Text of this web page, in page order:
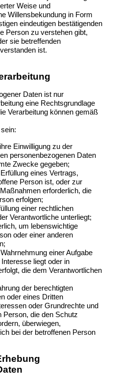
Weise und
Willensbekundung in Form
eindeutigen bestätigenden
Person zu verstehen gibt,
sie betreffenden
ist.
Daten ist nur
eine Rechtsgrundlage
Verarbeitung können gemäß
Einwilligung zu der
personenbezogenen Daten
Zwecke gegeben;
eines Vertrags,
Person ist, oder zur
erforderlich, die
erfolgen;
einer rechtlichen
Verantwortliche unterliegt;
um lebenswichtige
oder einer anderen
einer Aufgabe
liegt oder in
die dem Verantwortlichen
der berechtigten
oder eines Dritten
oder Grundrechte und
Person, die den Schutz
überwiegen,
bei der betroffenen Person